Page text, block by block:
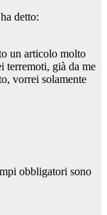
ha detto:
un articolo molto
terremoti, già da me
vorrei solamente
obbligatori sono